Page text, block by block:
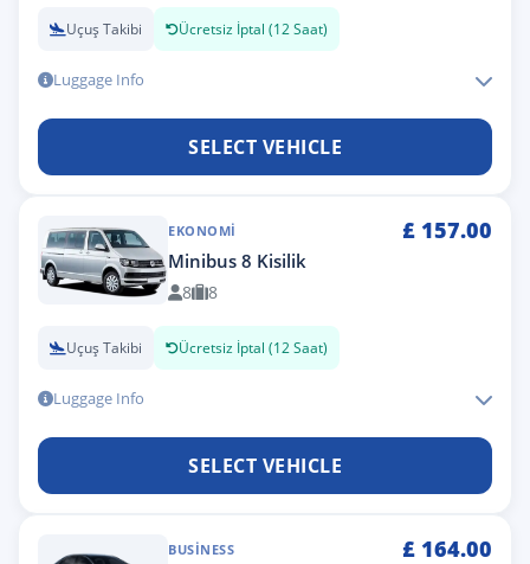
Uçuş Takibi Ücretsiz İptal (12 Saat)
Luggage Info
SELECT VEHICLE
EKONOMI £ 157.00
Minibus 8 Kisilik
8 8
Uçuş Takibi Ücretsiz İptal (12 Saat)
Luggage Info
SELECT VEHICLE
BUSINESS £ 164.00